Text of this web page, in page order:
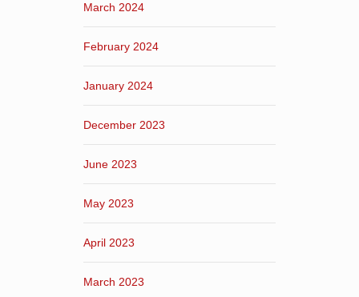
March 2024
February 2024
January 2024
December 2023
June 2023
May 2023
April 2023
March 2023